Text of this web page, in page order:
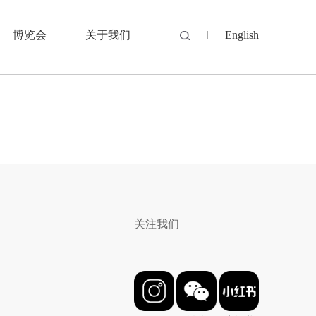
博览会 关于我们 English
关注我们